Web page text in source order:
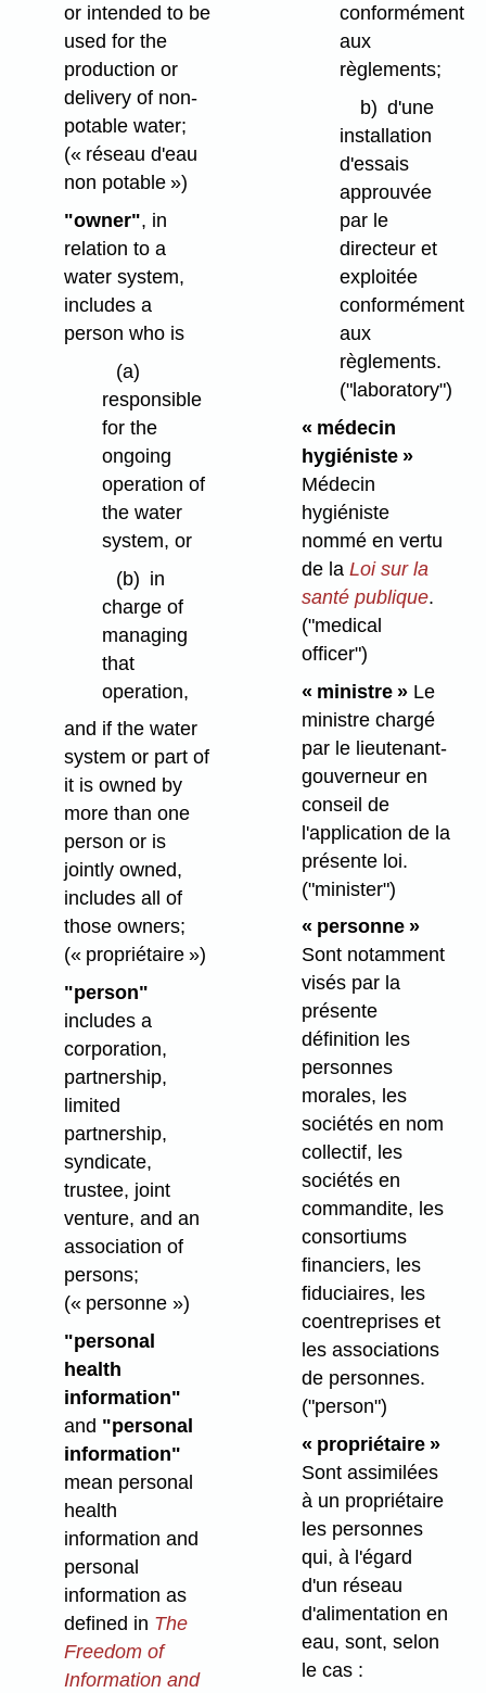
or intended to be
used for the
production or
delivery of non-
potable water;
(« réseau d'eau
non potable »)
"owner", in
relation to a
water system,
includes a
person who is
(a)
responsible
for the
ongoing
operation of
the water
system, or
(b) in
charge of
managing
that
operation,
and if the water
system or part of
it is owned by
more than one
person or is
jointly owned,
includes all of
those owners;
(« propriétaire »)
"person"
includes a
corporation,
partnership,
limited
partnership,
syndicate,
trustee, joint
venture, and an
association of
persons;
(« personne »)
"personal
health
information"
and "personal
information"
mean personal
health
information and
personal
information as
defined in The
Freedom of
Information and
conformément
aux
règlements;
b) d'une
installation
d'essais
approuvée
par le
directeur et
exploitée
conformément
aux
règlements.
("laboratory")
« médecin
hygiéniste »
Médecin
hygiéniste
nommé en vertu
de la Loi sur la
santé publique.
("medical
officer")
« ministre »Le
ministre chargé
par le lieutenant-
gouverneur en
conseil de
l'application de la
présente loi.
("minister")
« personne »
Sont notamment
visés par la
présente
définition les
personnes
morales, les
sociétés en nom
collectif, les
sociétés en
commandite, les
consortiums
financiers, les
fiduciaires, les
coentreprises et
les associations
de personnes.
("person")
« propriétaire »
Sont assimilées
à un propriétaire
les personnes
qui, à l'égard
d'un réseau
d'alimentation en
eau, sont, selon
le cas :